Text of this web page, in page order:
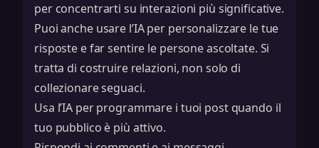
per concentrarti su interazioni più significative.
Puoi anche usare l’IA per personalizzare le tue
risposte e far sentire le persone ascoltate. Si
tratta di costruire relazioni, non solo di
collezionare seguaci.
Usa l’IA per programmare i tuoi post quando il
tuo pubblico è più attivo.